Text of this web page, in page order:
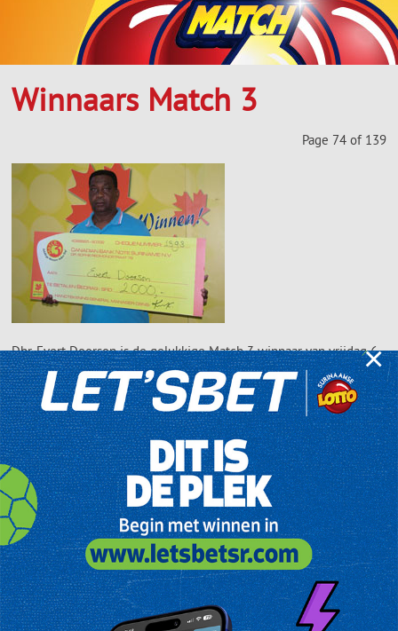
Winnaars Match 3
Page 74 of 139
Dhr. Evert Doorson is de gelukkige Match 3 winnaar van vrijdag 6
september 2013. Hij kocht de winnende combinatie bij Lui’s
Supermarkt gevestigd aan de Indira Ghandiweg 587.
Dhr. Krishnapersad Mangrey is de gelukkige Match 3 winnaar van
Vrijdag 30 augustus 2013. Hij kocht het winnend lot bij Mangrey
×